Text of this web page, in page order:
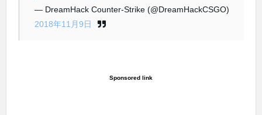
— DreamHack Counter-Strike (@DreamHackCSGO)
2018年11月9日
Sponsored link